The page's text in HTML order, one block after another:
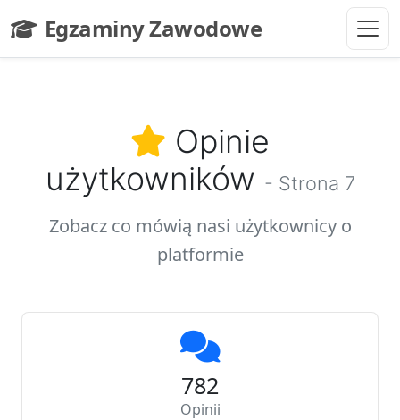
Egzaminy Zawodowe
- strona główna
Opinie
użytkowników - Strona 7
Zobacz co mówią nasi użytkownicy o
platformie
782
Opinii